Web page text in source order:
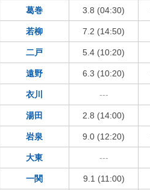
葛巻 3.8 (04:30)
若柳 7.2 (14:50)
二戸 5.4 (10:20)
遠野 6.3 (10:20)
衣川 ---
湯田 2.8 (14:00)
岩泉 9.0 (12:20)
大東 ---
一関 9.1 (11:00)